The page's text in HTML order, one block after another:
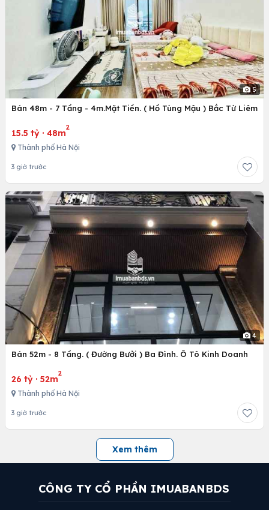
5
Bán 48m - 7 Tầng - 4m.Mặt Tiền. ( Hồ Tùng Mậu ) Bắc Từ Liêm
15.5 tỷ · 48m
2
Thành phố Hà Nội
3 giờ trước
4
Bán 52m - 8 Tầng. ( Đường Bưởi ) Ba Đình. Ô Tô Kinh Doanh
26 tỷ · 52m
2
Thành phố Hà Nội
3 giờ trước
Xem thêm
CÔNG TY CỔ PHẦN IMUABANBDS